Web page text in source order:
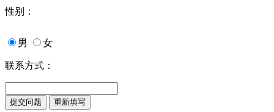
性别：
男 女
联系方式：